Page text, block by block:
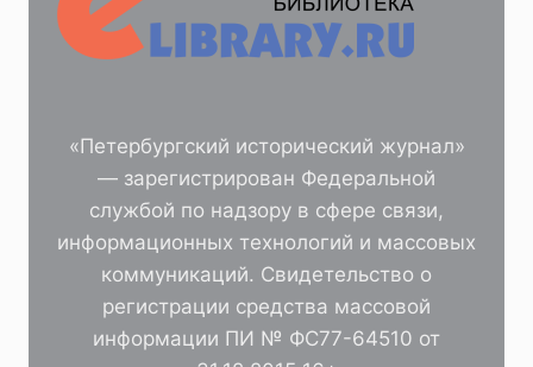
«Петербургский исторический журнал»
— зарегистрирован Федеральной
службой по надзору в сфере связи,
информационных технологий и массовых
коммуникаций. Свидетельство о
регистрации средства массовой
информации ПИ № ФС77-64510 от